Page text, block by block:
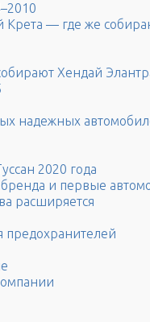
Крета — где же
Хендай
надежных
2020 года
и первые
расширяется
предохранителей